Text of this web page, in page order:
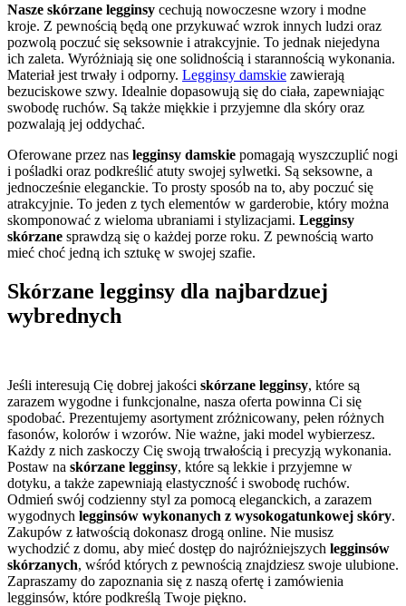
Nasze skórzane legginsy cechują nowoczesne wzory i modne
kroje. Z pewnością będą one przykuwać wzrok innych ludzi oraz
pozwolą poczuć się seksownie i atrakcyjnie. To jednak niejedyna
ich zaleta. Wyróżniają się one solidnością i starannością wykonania.
Materiał jest trwały i odporny. Legginsy damskie zawierają
bezuciskowe szwy. Idealnie dopasowują się do ciała, zapewniając
swobodę ruchów. Są także miękkie i przyjemne dla skóry oraz
pozwalają jej oddychać.
Oferowane przez nas legginsy damskie pomagają wyszczuplić nogi
i pośladki oraz podkreślić atuty swojej sylwetki. Są seksowne, a
jednocześnie eleganckie. To prosty sposób na to, aby poczuć się
atrakcyjnie. To jeden z tych elementów w garderobie, który można
skomponować z wieloma ubraniami i stylizacjami. Legginsy
skórzane sprawdzą się o każdej porze roku. Z pewnością warto
mieć choć jedną ich sztukę w swojej szafie.
Skórzane legginsy dla najbardzuej
wybrednych
Jeśli interesują Cię dobrej jakości skórzane legginsy, które są
zarazem wygodne i funkcjonalne, nasza oferta powinna Ci się
spodobać. Prezentujemy asortyment zróżnicowany, pełen różnych
fasonów, kolorów i wzorów. Nie ważne, jaki model wybierzesz.
Każdy z nich zaskoczy Cię swoją trwałością i precyzją wykonania.
Postaw na skórzane legginsy, które są lekkie i przyjemne w
dotyku, a także zapewniają elastyczność i swobodę ruchów.
Odmień swój codzienny styl za pomocą eleganckich, a zarazem
wygodnych legginsów wykonanych z wysokogatunkowej skóry.
Zakupów z łatwością dokonasz drogą online. Nie musisz
wychodzić z domu, aby mieć dostęp do najróżniejszych legginsów
skórzanych, wśród których z pewnością znajdziesz swoje ulubione.
Zapraszamy do zapoznania się z naszą ofertę i zamówienia
legginsów, które podkreślą Twoje piękno.